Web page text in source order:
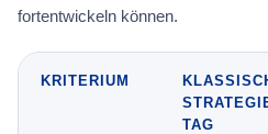
fortentwickeln können.
KRITERIUM
TAG